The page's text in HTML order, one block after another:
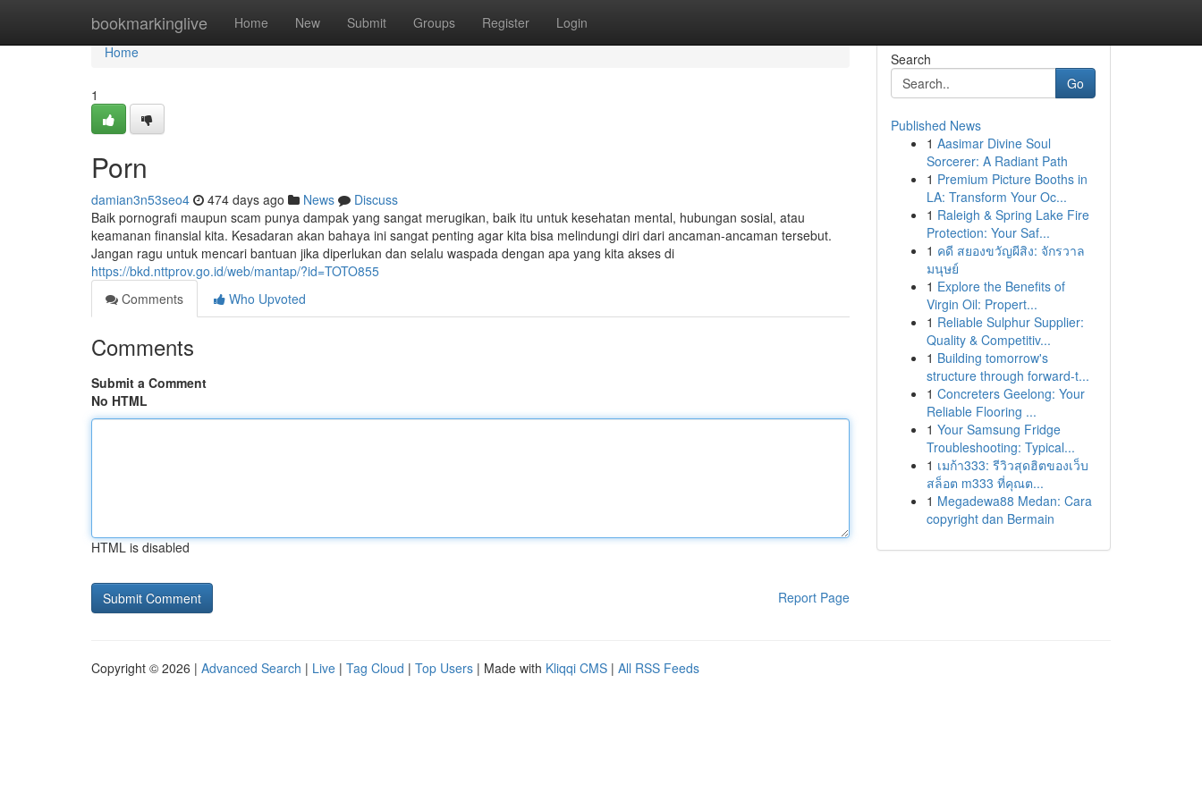
bookmarkinglive Home New Submit Groups Register Login
Home
Home
1
Porn
damian3n53seo4 474 days ago News
Discuss
Baik pornografi maupun scam punya dampak yang sangat merugikan, baik itu untuk kesehatan mental, hubungan sosial, atau
keamanan finansial kita. Kesadaran akan bahaya ini sangat penting agar kita bisa melindungi diri dari ancaman-ancaman tersebut.
Jangan ragu untuk mencari bantuan jika diperlukan dan selalu waspada dengan apa yang kita akses di
https://bkd.nttprov.go.id/web/mantap/?id=TOTO855
Comments
Who Upvoted
Comments
Submit a Comment
No HTML
HTML is disabled
Report Page
Search
Go
Published News
1 Aasimar Divine Soul
Sorcerer: A Radiant Path
1 Premium Picture Booths in
LA: Transform Your Oc...
1 Raleigh & Spring Lake Fire
Protection: Your Saf...
1 คดี สยองขวัญผีสิง: จักรวาล
มนุษย์
1 Explore the Benefits of
Virgin Oil: Propert...
1 Reliable Sulphur Supplier:
Quality & Competitiv...
1 Building tomorrow's
structure through forward-t...
1 Concreters Geelong: Your
Reliable Flooring ...
1 Your Samsung Fridge
Troubleshooting: Typical...
1 เมก้า333: รีวิวสุดฮิตของเว็บ
สล็อต m333 ที่คุณต...
1 Megadewa88 Medan: Cara
copyright dan Bermain
Copyright © 2026 | Advanced Search | Live | Tag Cloud | Top Users | Made with Kliqqi CMS | All RSS Feeds